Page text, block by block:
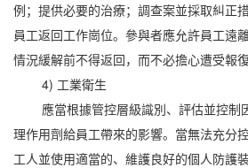
例；提供必要的治療；調查案並採取糾正
員工返回工作崗位。參與者應允許員工遠
情況緩解前不得返回，而不必擔心遭受報復
4) 工業衛生
應當根據管控層級識別、評估並控制
理作用劑給員工帶來的影響。當無法充分
工人並使用適當的、維護良好的個人防護